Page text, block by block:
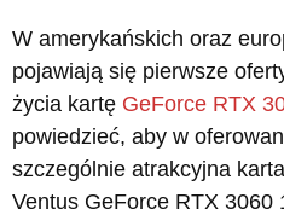
W amerykańskich oraz
pojawiają się pierwsze
życia kartę GeForce RTX
powiedzieć, aby w
szczególnie atrakcyjna
Ventus GeForce RTX 3060